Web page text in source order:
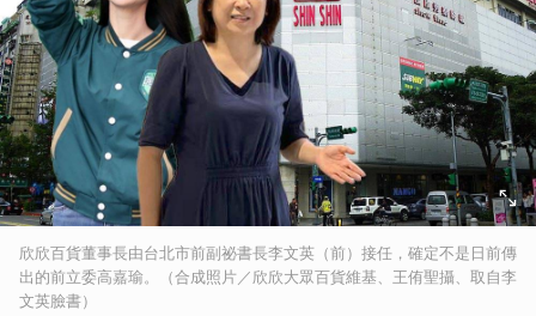
欣欣百貨董事長由台北市前副祕書長李文英（前）接任，確定不是日前傳
出的前立委高嘉瑜。（合成照片／欣欣大眾百貨維基、王侑聖攝、取自李
文英臉書）